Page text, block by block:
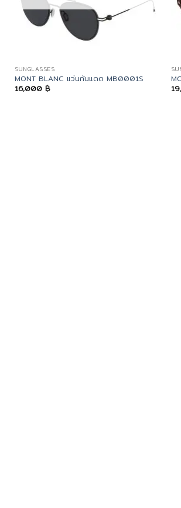
SUNGLASSES
MONT BLANC แว่นกันแดด MB0001S
16,000฿